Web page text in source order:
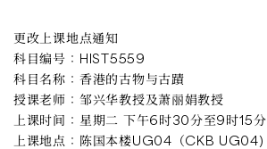
更改上课地点通知
科目编号： HIST5559
科目名称： 香港的古物与古蹟
授课老师： 邹兴华教授及萧丽娟教授
上课时间： 星期二 下午6时30分至9时15分
上课地点： 陈国本楼UG04（CKB UG04)